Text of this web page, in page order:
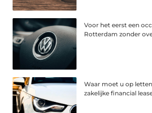
Voor het eerst een
Rotterdam zonder
Waar moet u op
zakelijke financial